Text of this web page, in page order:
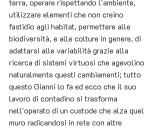
terra, operare rispettando l'ambiente,
utilizzare elementi che non creino
fastidio agli habitat, permettere alle
biodiversità, e alle colture in genere, di
adattarsi alle variabilità grazie alla
ricerca di sistemi virtuosi che agevolino
naturalmente questi cambiamenti; tutto
questo Gianni lo fa ed ecco che il suo
lavoro di contadino si trasforma
nell'operato di un custode che alza quel
muro radicandosi in rete con altre